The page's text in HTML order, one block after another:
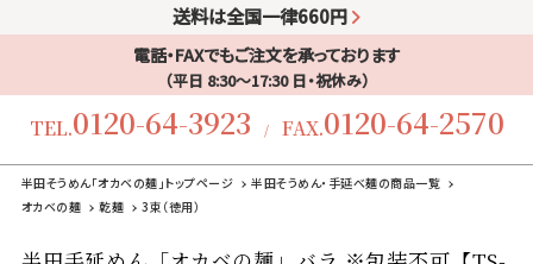
送料は全国一律660円
電話・FAXでもご注文を承っております
（平日 8:30〜17:30 日・祝休み）
TEL.0120-64-3923 / FAX.0120-64-2570
半田そうめん「オカベの麺」トップページ
半田そうめん・手延べ麺の商品一覧
オカベの麺
乾麺 3束（徳用）